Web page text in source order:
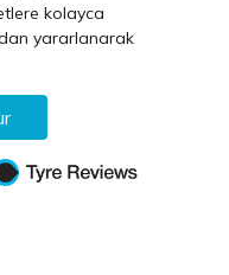
kolayca
yararlanarak